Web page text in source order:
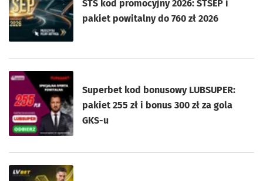
STS kod promocyjny 2026: STSEP i
pakiet powitalny do 760 zł 2026
Superbet kod bonusowy LUBSUPER:
pakiet 255 zł i bonus 300 zł za gola
GKS-u